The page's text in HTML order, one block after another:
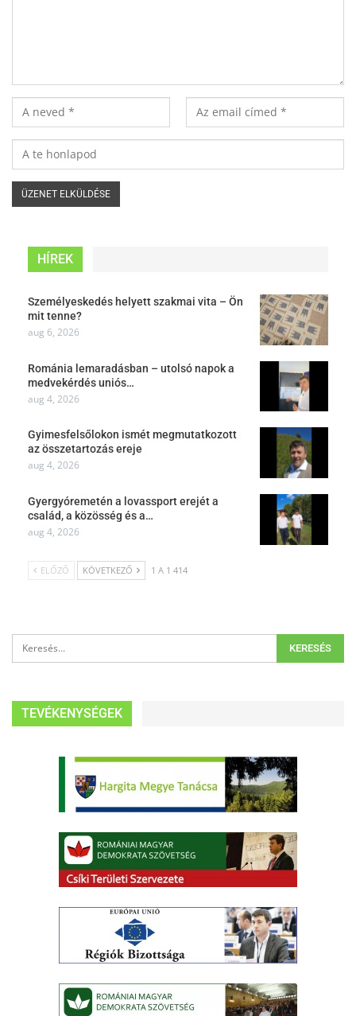
HÍREK
Személyeskedés helyett szakmai vita – Ön
mit tenne?
aug 6, 2026
Románia lemaradásban – utolsó napok a
medvekérdés uniós…
aug 4, 2026
Gyimesfelsőlokon ismét megmutatkozott
az összetartozás ereje
aug 4, 2026
Gyergyóremetén a lovassport erejét a
család, a közösség és a…
aug 4, 2026
ELŐZŐ KÖVETKEZŐ 1 A 1 414
TEVÉKENYSÉGEK